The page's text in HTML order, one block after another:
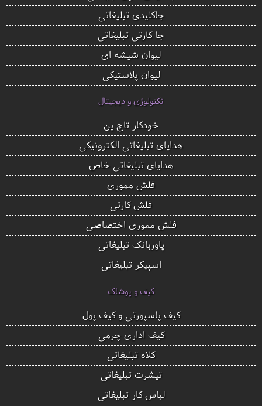
جاکلیدی تبلیغاتی
جا کارتی تبلیغاتی
لیوان شیشه ای
لیوان پلاستیکی
تکنولوژی و دیجیتال
خودکار تاچ پن
هدایای تبلیغاتی الکترونیکی
هدایای تبلیغاتی خاص
فلش مموری
فلش کارتی
فلش مموری اختصاصی
پاوربانک تبلیغاتی
اسپیکر تبلیغاتی
کیف و پوشاک
کیف پاسپورتی و کیف پول
کیف اداری چرمی
کلاه تبلیغاتی
تیشرت تبلیغاتی
لباس کار تبلیغاتی